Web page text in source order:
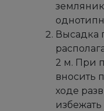
Высадка
2 м. При
вносить
ходе